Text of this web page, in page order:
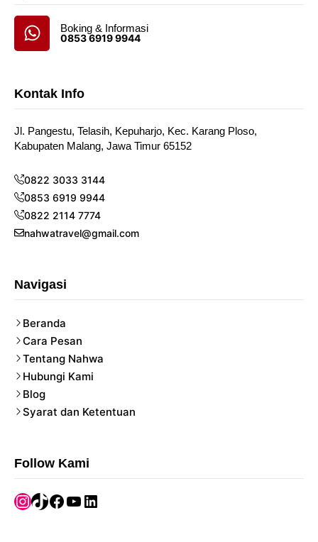
Boking & Informasi
0853 6919 9944
Kontak Info
Jl. Pangestu, Telasih, Kepuharjo, Kec. Karang Ploso,
Kabupaten Malang, Jawa Timur 65152
0822 3033 3144
0853 6919 9944
0822 2114 7774
nahwatravel@gmail.com
Navigasi
Beranda
Cara Pesan
Tentang Nahwa
Hubungi Kami
Blog
Syarat dan Ketentuan
Follow Kami
Instagram
TikTok
Facebook
YouTube
LinkedIn